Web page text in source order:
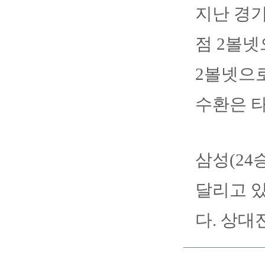
지난 경
점 2볼
2볼넷으
수환은
삼성(24
달리고
다. 상대